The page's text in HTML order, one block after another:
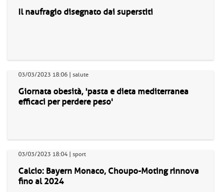
Il naufragio disegnato dai superstiti
03/03/2023 18:06 | salute
Giornata obesità, 'pasta e dieta mediterranea
efficaci per perdere peso'
03/03/2023 18:04 | sport
Calcio: Bayern Monaco, Choupo-Moting rinnova
fino al 2024